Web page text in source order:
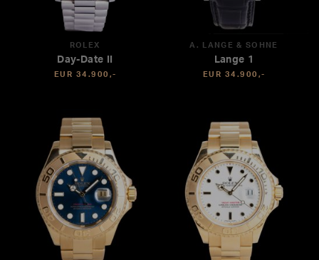
ROLEX
Day-Date II
EUR 34.900,-
A. LANGE & SÖHNE
Lange 1
EUR 34.900,-